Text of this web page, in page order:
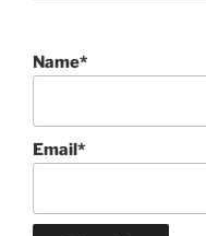
Name*
Email*